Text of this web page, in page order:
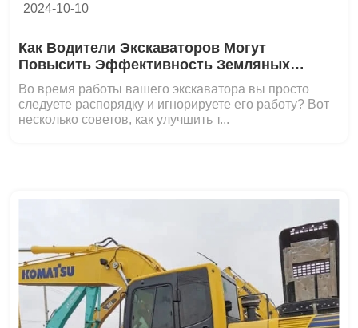
2024-10-10
Как Водители Экскаваторов Могут
Повысить Эффективность Земляных
Работ?
Во время работы вашего экскаватора вы просто
следуете распорядку и игнорируете его работу? Вот
несколько советов, как улучшить т...